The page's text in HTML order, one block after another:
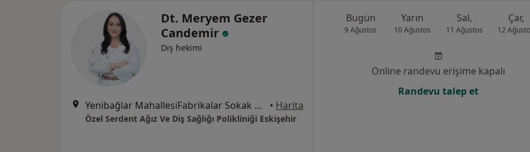
Dt. Meryem Gezer
Candemir
Diş hekimi
Yenibağlar MahallesiFabrikalar Sokak No:12-A, Tepebaşı • Harita
Özel Serdent Ağız Ve Diş Sağlığı Polikliniği Eskişehir
Bugün
9 Ağustos
Yarın
10 Ağustos
Sal,
11 Ağustos
Çar,
12
Online randevu erişime kapalı
Randevu talep et